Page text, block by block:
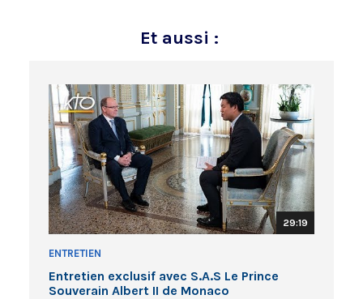
Et aussi :
29:19
ENTRETIEN
Entretien exclusif avec S.A.S Le Prince
Souverain Albert II de Monaco